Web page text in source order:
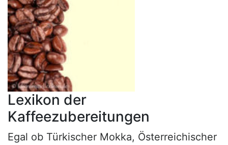
Lexikon der
Kaffeezubereitungen
Egal ob Türkischer Mokka, Österreichischer